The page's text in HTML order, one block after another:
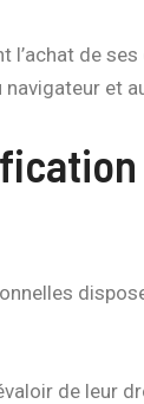
de
et
de leur